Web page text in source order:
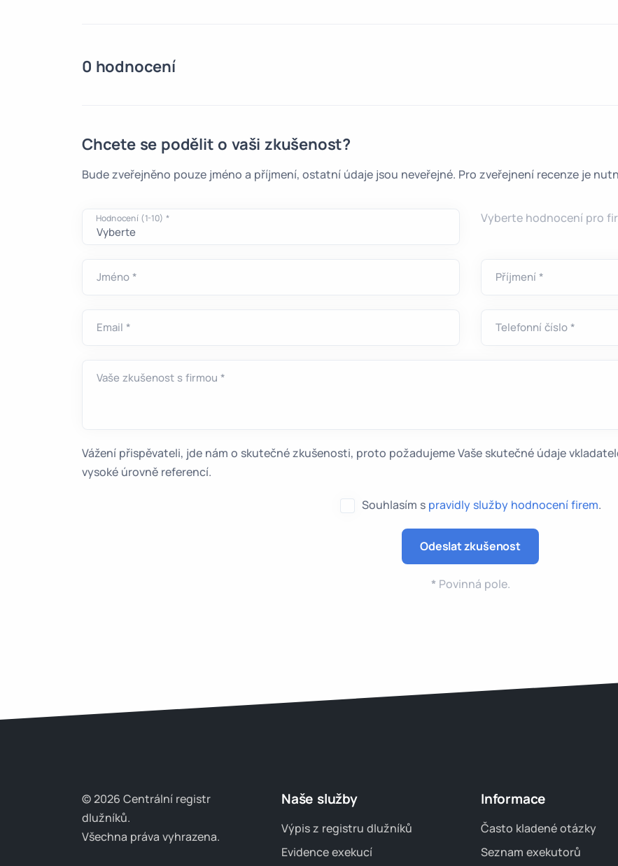
0 hodnocení
Chcete se podělit o vaši zkušenost?
Bude zveřejněno pouze jméno a příjmení, ostatní údaje jsou neveřejné. Pro zveřejnení recenze je
Hodnocení (1-10) * Vyberte hodnocení pro
Jméno * Příjmení *
Email * Telefonní číslo *
Vaše zkušenost s firmou *
Vážení přispěvateli, jde nám o skutečné zkušenosti, proto požadujeme Vaše skutečné údaje
vysoké úrovně referencí.
Souhlasím s pravidly služby hodnocení firem.
* Povinná pole.
© 2026 Centrální registr
dlužníků.
Všechna práva vyhrazena.
Naše služby
Výpis z registru dlužníků
Evidence exekucí
Informace
Často kladené otázky
Seznam exekutorů